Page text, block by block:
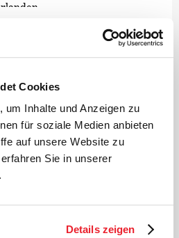
Cookies
um Inhalte und Anzeigen zu
für soziale Medien anbieten
auf unsere Website zu
Sie in unserer
.
Details zeigen
Uraufführungen, darunter
und Katarzyna
Lachenmann und Edison
Kent Nagano, Paavo Järvi
Er wirkte er
von Jehan Alain ein und
Bremen Werke
führte Clemens Rave den